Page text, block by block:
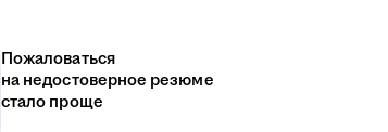
Пожаловаться
на недостоверное резюме
стало проще